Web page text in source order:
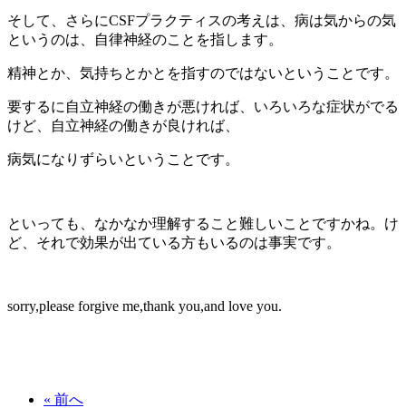
そして、さらにCSFプラクティスの考えは、病は気からの気
というのは、自律神経のことを指します。
精神とか、気持ちとかとを指すのではないということです。
要するに自立神経の働きが悪ければ、いろいろな症状がでる
けど、自立神経の働きが良ければ、
病気になりずらいということです。
といっても、なかなか理解すること難しいことですかね。け
ど、それで効果が出ている方もいるのは事実です。
sorry,please forgive me,thank you,and love you.
« 前へ